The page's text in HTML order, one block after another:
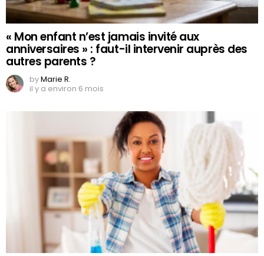
« Mon enfant n’est jamais invité aux
anniversaires » : faut-il intervenir auprès des
autres parents ?
byMarie R.
il y a environ 6 mois